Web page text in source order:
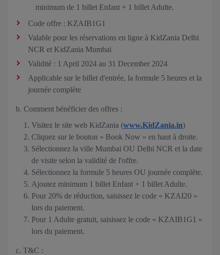
minimum de 1 billet Enfant + 1 billet Adulte.
Code offre : KZAIB1G1
Valable pour les réservations en ligne à KidZania Delhi
NCR et KidZania Mumbai
Validité : 1 April 2024 au 31 December 2024
Applicable sur le billet d'entrée, la formule 5 heures et la
journée complète
b. Comment bénéficier des offres :
Visitez le site web KidZania (www.KidZania.in)
Cliquez sur le bouton « Book Now » en haut à droite.
Sélectionnez la ville Mumbai OU Delhi NCR et la date
de visite selon la validité de l'offre.
Sélectionnez la formule 5 heures OU journée complète.
Ajoutez minimum 1 billet Enfant + 1 billet Adulte.
Pour 20% de réduction, saisissez le code « KZAI20 »
lors du paiement.
Pour 1 Adulte gratuit, saisissez le code « KZAIB1G1 »
lors du paiement.
c. T&C :